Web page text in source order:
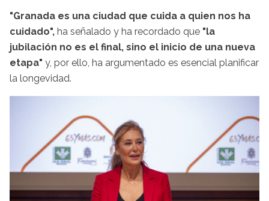
"Granada es una ciudad que cuida a quien nos ha
cuidado", ha señalado y ha recordado que "la
jubilación no es el final, sino el inicio de una nueva
etapa" y, por ello, ha argumentado es esencial planificar
la longevidad.